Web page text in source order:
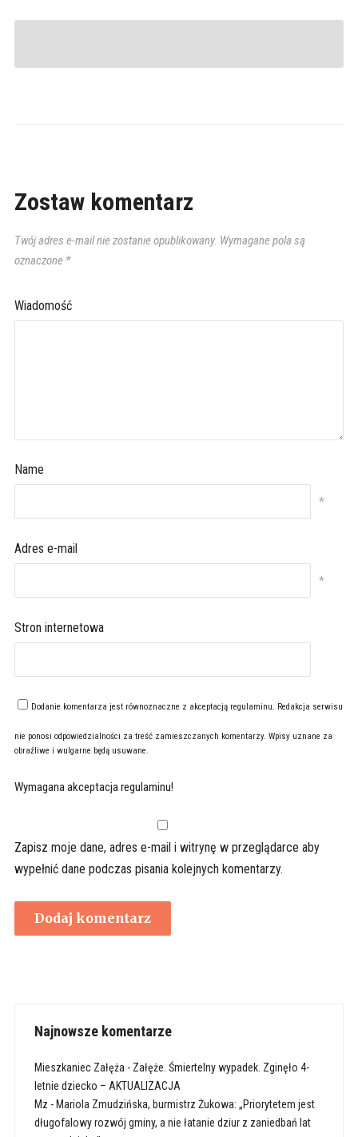
Zostaw komentarz
Twój adres e-mail nie zostanie opublikowany. Wymagane pola są
oznaczone *
Wiadomość
Name
*
Adres e-mail
*
Stron internetowa
Dodanie komentarza jest równoznaczne z akceptacją regulaminu. Redakcja serwisu
nie ponosi odpowiedzialności za treść zamieszczanych komentarzy. Wpisy uznane za
obraźliwe i wulgarne będą usuwane.
Wymagana akceptacja regulaminu!
Zapisz moje dane, adres e-mail i witrynę w przeglądarce aby
wypełnić dane podczas pisania kolejnych komentarzy.
Najnowsze komentarze
Mieszkaniec Załęża - Załęże. Śmiertelny wypadek. Zginęło 4-
letnie dziecko – AKTUALIZACJA
Mz - Mariola Zmudzińska, burmistrz Żukowa: „Priorytetem jest
długofalowy rozwój gminy, a nie łatanie dziur z zaniedbań lat